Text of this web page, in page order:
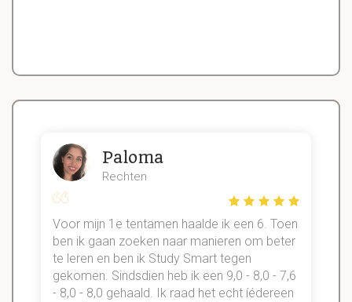
Paloma
Rechten
Voor mijn 1e tentamen haalde ik een 6. Toen
ben ik gaan zoeken naar manieren om beter
te leren en ben ik Study Smart tegen
gekomen. Sindsdien heb ik een 9,0 - 8,0 - 7,6
- 8,0 - 8,0 gehaald. Ik raad het echt íédereen